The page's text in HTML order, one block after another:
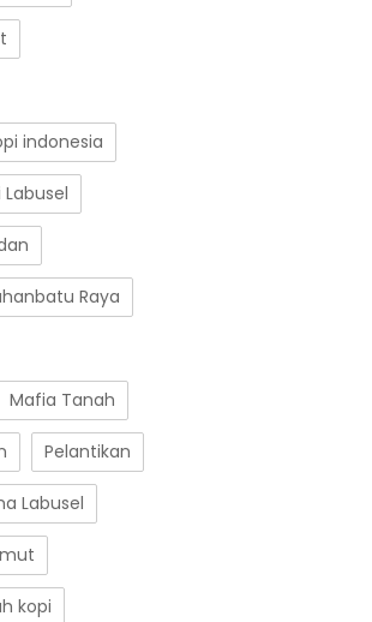
indonesia
Labusel
Raya
Mafia Tanah
Pelantikan
Labusel
kopi